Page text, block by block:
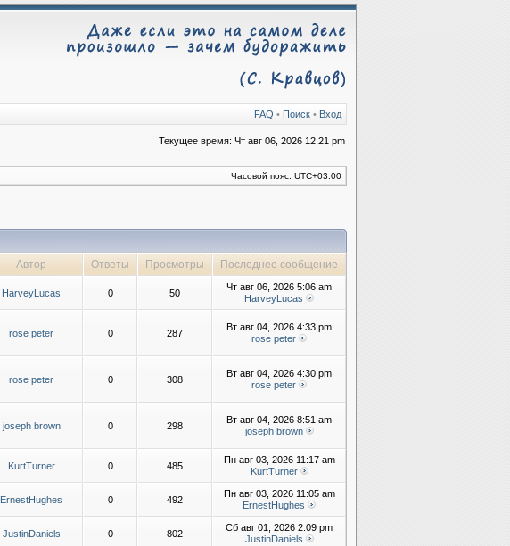
FAQ • Поиск • Вход
Текущее время: Чт авг 06, 2026 12:21 pm
Часовой пояс: UTC+03:00
Автор Ответы Просмотры
Последнее сообщение
HarveyLucas 0 50
Чт авг 06, 2026 5:06 am
HarveyLucas
rose peter 0 287
Вт авг 04, 2026 4:33 pm
rose peter
rose peter 0 308
Вт авг 04, 2026 4:30 pm
rose peter
joseph brown 0 298
Вт авг 04, 2026 8:51 am
joseph brown
KurtTurner 0 485
Пн авг 03, 2026 11:17 am
KurtTurner
ErnestHughes 0 492
Пн авг 03, 2026 11:05 am
ErnestHughes
JustinDaniels 0 802
Сб авг 01, 2026 2:09 pm
JustinDaniels